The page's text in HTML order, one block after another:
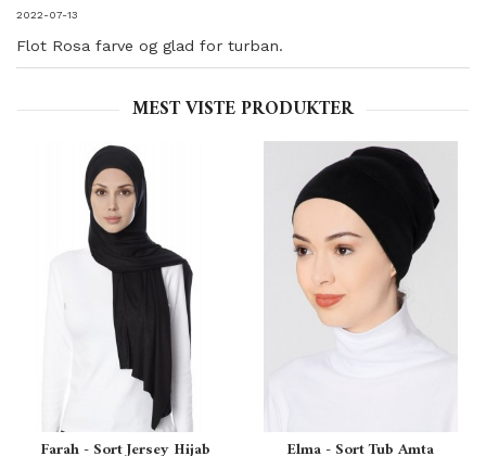
2022-07-13
Flot Rosa farve og glad for turban.
MEST VISTE PRODUKTER
Farah - Sort Jersey Hijab Elma - Sort Tub Amta